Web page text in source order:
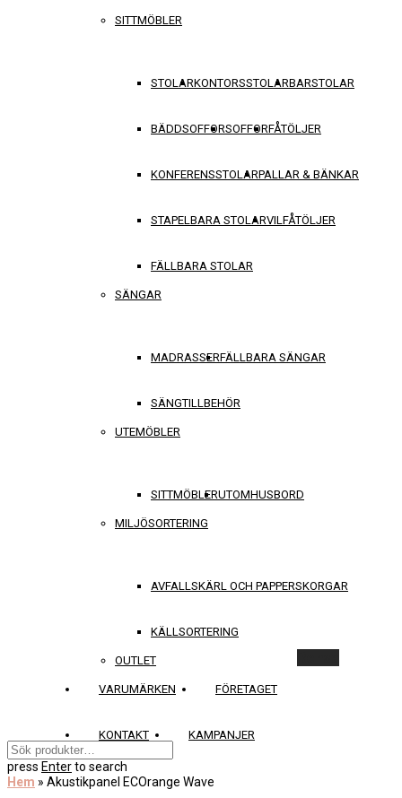
SITTMÖBLER
STOLARKONTORSSTOLARBARSTOLAR
BÄDDSOFFORSOFFORFÅTÖLJER
KONFERENSSTOLARPALLAR & BÄNKAR
STAPELBARA STOLARVILFÅTÖLJER
FÄLLBARA STOLAR
SÄNGAR
MADRASSERFÄLLBARA SÄNGAR
SÄNGTILLBEHÖR
UTEMÖBLER
SITTMÖBLERUTOMHUSBORD
MILJÖSORTERING
AVFALLSKÄRL OCH PAPPERSKORGAR
KÄLLSORTERING
OUTLET
VARUMÄRKEN FÖRETAGET
KONTAKT KAMPANJER
press Enterto search
Hem » Akustikpanel ECOrange Wave